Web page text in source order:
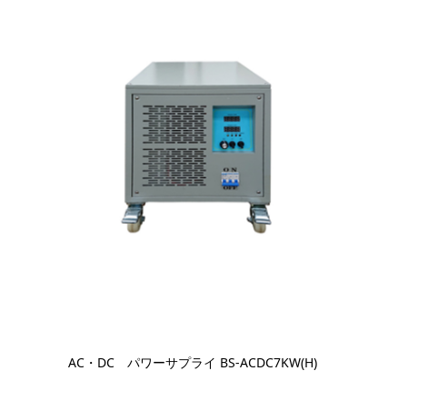
AC・DC パワーサプライ BS-ACDC7KW(H)